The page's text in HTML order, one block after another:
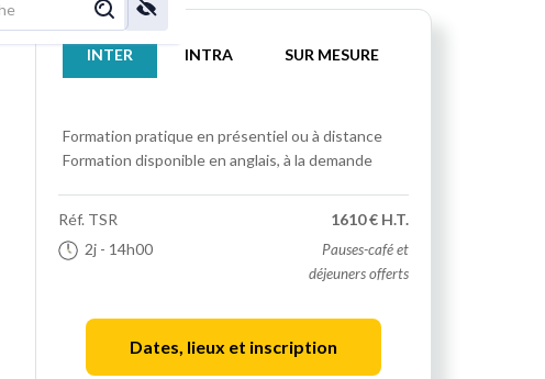
INTER INTRA SUR MESURE
Formation pratique en présentiel ou à distance
Formation disponible en anglais, à la demande
Réf. TSR
2j - 14h00
1610 € H.T.
Pauses-café et
déjeuners offerts
Dates, lieux et inscription